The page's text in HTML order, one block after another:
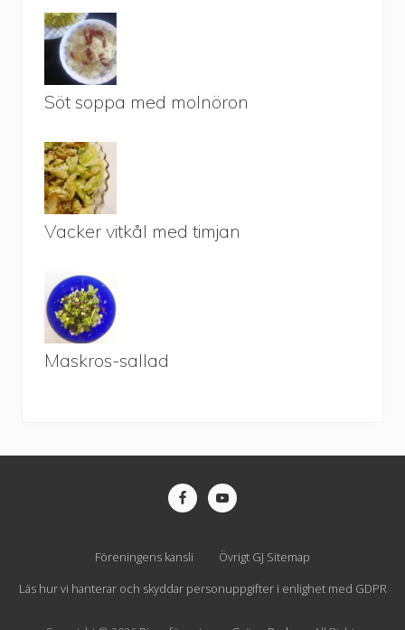
Söt soppa med molnöron
Vacker vitkål med timjan
Maskros-sallad
Föreningens kansli
Övrigt GJ Sitemap
Läs hur vi hanterar och skyddar personuppgifter i enlighet med GDPR